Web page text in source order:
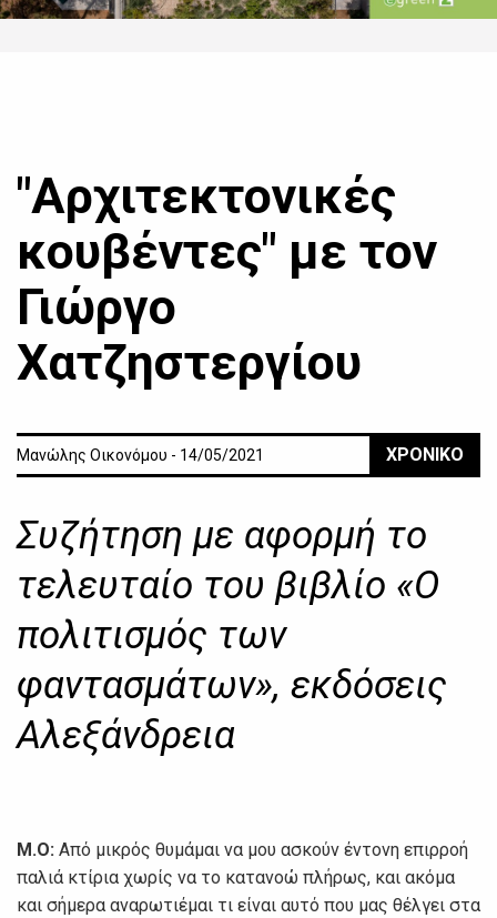
"Αρχιτεκτονικές
κουβέντες" με τον
Γιώργο
Χατζηστεργίου
Μανώλης Οικονόμου - 14/05/2021 ΧΡΟΝΙΚΟ
Συζήτηση με αφορμή το
τελευταίο του βιβλίο «Ο
πολιτισμός των
φαντασμάτων», εκδόσεις
Αλεξάνδρεια
Μ.Ο: Από μικρός θυμάμαι να μου ασκούν έντονη επιρροή
παλιά κτίρια χωρίς να το κατανοώ πλήρως, και ακόμα
και σήμερα αναρωτιέμαι τι είναι αυτό που μας θέλγει στα